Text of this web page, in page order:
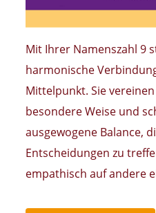
Mit Ihrer Namenszahl 9
harmonische
Mittelpunkt. Sie
besondere Weise und
ausgewogene Balance,
Entscheidungen zu
empathisch auf andere